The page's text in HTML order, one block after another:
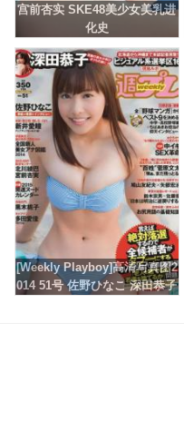
宫前杏实 SKE48美少女美乳进
化史
[Weekly Playboy]高清写真图2
014 51号 佐野ひなこ 深田恭子